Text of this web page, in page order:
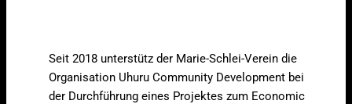
Seit 2018 unterstütz der Marie-Schlei-Verein die
Organisation Uhuru Community Development bei
der Durchführung eines Projektes zum Economic